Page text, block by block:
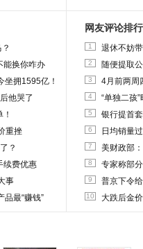
能换你咋办
坐拥1595亿！
他哭了
重挫
？
续费优惠
事
最“赚钱”
网友评论排行
1 退休不妨
2 随便提取
3 4月前两周
4 “单独二孩
5 银行提首
6 日均销量
7 美财政部
8 专家称部
9 普京下令
10 大跌后金